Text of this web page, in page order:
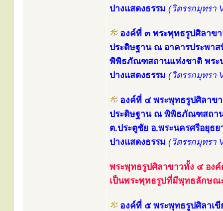
ปางแสดงธรรม (วิตรรกมุทรา
องค์ที่ ๓ พระพุทธรูปศิลาข
ประดิษฐาน ณ อาคารประพา
พิพิธภัณฑสถานแห่งชาติ พระ
ปางแสดงธรรม (วิตรรกมุทรา
องค์ที่ ๔ พระพุทธรูปศิลาข
ประดิษฐาน ณ พิพิธภัณฑสถาน
ต.ประตูชัย อ.พระนครศรีอยุธ
ปางแสดงธรรม (วิตรรกมุทรา
พระพุทธรูปศิลาขาวทั้ง ๔ องค์
เป็นพระพุทธรูปที่มีพุทธลักษณ
องค์ที่ ๕ พระพุทธรูปศิลาเขี